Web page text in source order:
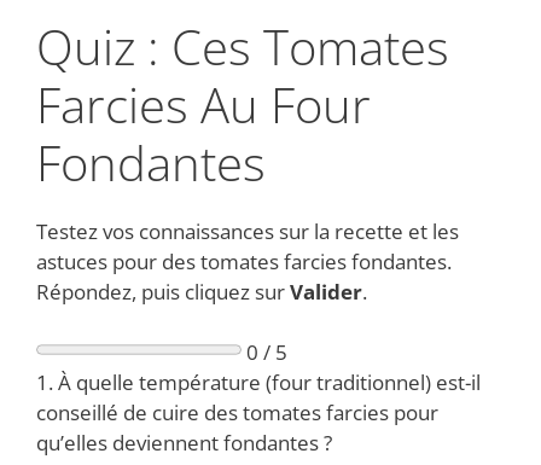
Quiz : Ces Tomates
Farcies Au Four
Fondantes
Testez vos connaissances sur la recette et les
astuces pour des tomates farcies fondantes.
Répondez, puis cliquez surValider.
0 / 5
1. À quelle température (four traditionnel) est-il
conseillé de cuire des tomates farcies pour
qu’elles deviennent fondantes ?